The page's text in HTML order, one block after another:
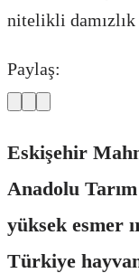
nitelikli damızlık
Paylaş:
Eskişehir
Anadolu
yüksek esmer
Türkiye